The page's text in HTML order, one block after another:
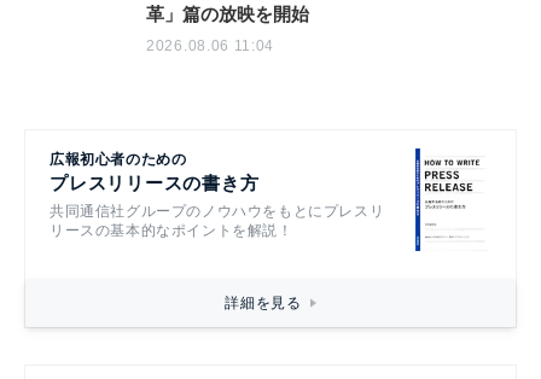
革」篇の放映を開始
2026.08.06 11:04
広報初心者のための
プレスリリースの書き方
共同通信社グループのノウハウをもとにプレスリ
リースの基本的なポイントを解説！
詳細を見る